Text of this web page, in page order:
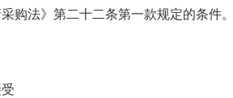
法》第二十二条第一款规定的条件。